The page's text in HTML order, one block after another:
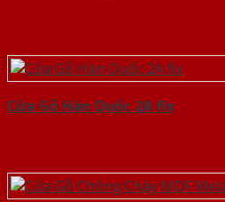
Cửa Gỗ Hàn Quốc 2A fix